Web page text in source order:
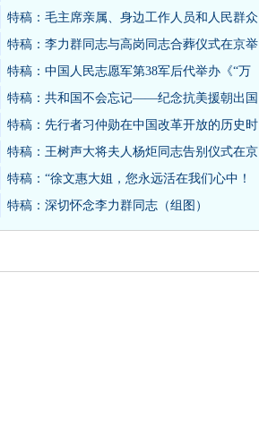
特稿：毛主席亲属、身边工作人员和人民群众
特稿：李力群同志与高岗同志合葬仪式在京举
特稿：中国人民志愿军第38军后代举办《“万
特稿：共和国不会忘记——纪念抗美援朝出国
特稿：先行者习仲勋在中国改革开放的历史时
特稿：王树声大将夫人杨炬同志告别仪式在京
特稿：“徐文惠大姐，您永远活在我们心中！
特稿：深切怀念李力群同志（组图）